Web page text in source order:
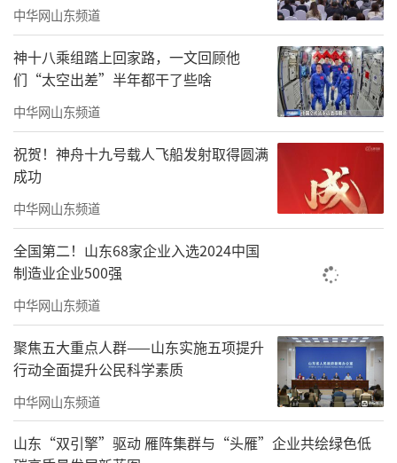
中华网山东频道
神十八乘组踏上回家路，一文回顾他
们“太空出差”半年都干了些啥
中华网山东频道
祝贺！神舟十九号载人飞船发射取得圆满
成功
中华网山东频道
全国第二！山东68家企业入选2024中国
制造业企业500强
中华网山东频道
聚焦五大重点人群——山东实施五项提升
行动全面提升公民科学素质
中华网山东频道
山东“双引擎”驱动 雁阵集群与“头雁”企业共绘绿色低